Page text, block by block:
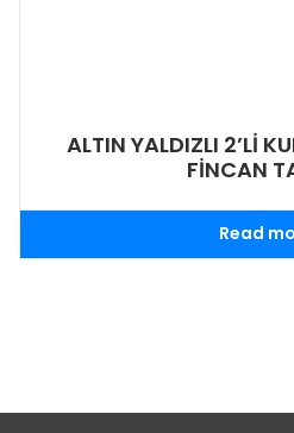
ALTIN YALDIZLI 2’Lİ
FİNCAN
Read